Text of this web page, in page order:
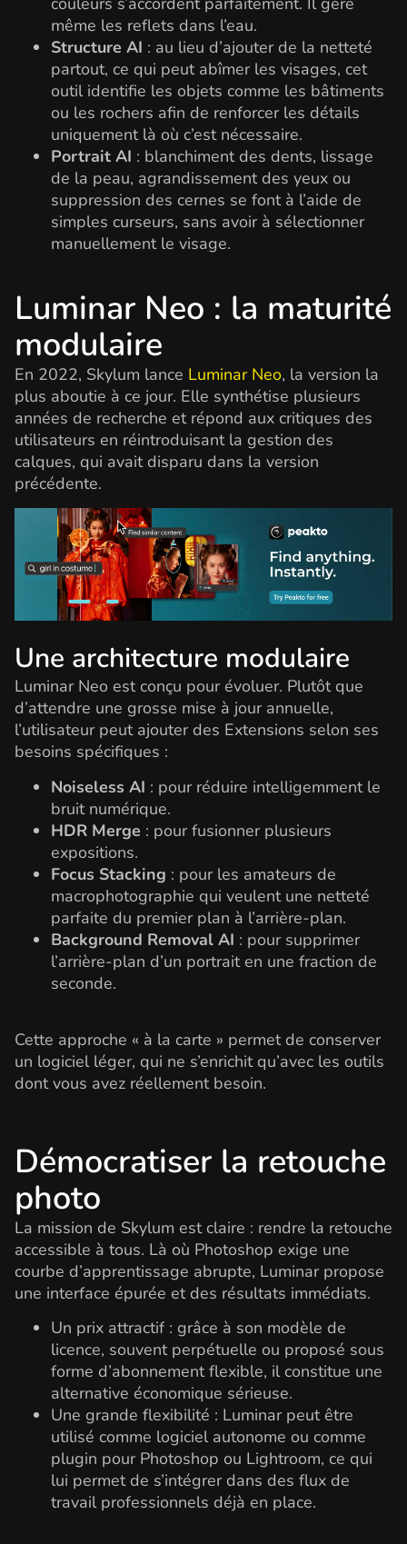
même les reflets dans l’eau.
Structure AI : au lieu d’ajouter de la netteté
partout, ce qui peut abîmer les visages, cet
outil identifie les objets comme les bâtiments
ou les rochers afin de renforcer les détails
uniquement là où c’est nécessaire.
Portrait AI : blanchiment des dents, lissage
de la peau, agrandissement des yeux ou
suppression des cernes se font à l’aide de
simples curseurs, sans avoir à sélectionner
manuellement le visage.
Luminar Neo : la maturité
modulaire
En 2022, Skylum lance Luminar Neo, la version la
plus aboutie à ce jour. Elle synthétise plusieurs
années de recherche et répond aux critiques des
utilisateurs en réintroduisant la gestion des
calques, qui avait disparu dans la version
précédente.
Une architecture modulaire
Luminar Neo est conçu pour évoluer. Plutôt que
d’attendre une grosse mise à jour annuelle,
l’utilisateur peut ajouter des Extensions selon ses
besoins spécifiques :
Noiseless AI : pour réduire intelligemment le
bruit numérique.
HDR Merge : pour fusionner plusieurs
expositions.
Focus Stacking : pour les amateurs de
macrophotographie qui veulent une netteté
parfaite du premier plan à l’arrière-plan.
Background Removal AI : pour supprimer
l’arrière-plan d’un portrait en une fraction de
seconde.
Cette approche « à la carte » permet de conserver
un logiciel léger, qui ne s’enrichit qu’avec les outils
dont vous avez réellement besoin.
Démocratiser la retouche
photo
La mission de Skylum est claire : rendre la retouche
accessible à tous. Là où Photoshop exige une
courbe d’apprentissage abrupte, Luminar propose
une interface épurée et des résultats immédiats.
Un prix attractif : grâce à son modèle de
licence, souvent perpétuelle ou proposé sous
forme d’abonnement flexible, il constitue une
alternative économique sérieuse.
Une grande flexibilité : Luminar peut être
utilisé comme logiciel autonome ou comme
plugin pour Photoshop ou Lightroom, ce qui
lui permet de s’intégrer dans des flux de
travail professionnels déjà en place.